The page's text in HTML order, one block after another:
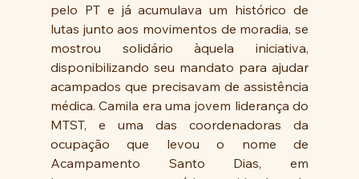
pelo PT e já acumulava um histórico de
lutas junto aos movimentos de moradia, se
mostrou solidário àquela iniciativa,
disponibilizando seu mandato para ajudar
acampados que precisavam de assistência
médica. Camila era uma jovem liderança do
MTST, e uma das coordenadoras da
ocupação que levou o nome de
Acampamento Santo Dias, em